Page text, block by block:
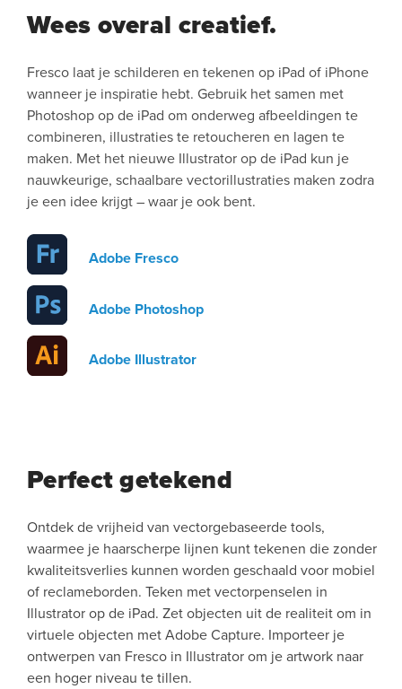
Wees overal creatief.
Fresco laat je schilderen en tekenen op iPad of iPhone
wanneer je inspiratie hebt. Gebruik het samen met
Photoshop op de iPad om onderweg afbeeldingen te
combineren, illustraties te retoucheren en lagen te
maken. Met het nieuwe Illustrator op de iPad kun je
nauwkeurige, schaalbare vectorillustraties maken zodra
je een idee krijgt – waar je ook bent.
Adobe Fresco
Adobe Photoshop
Adobe Illustrator
Perfect getekend
Ontdek de vrijheid van vectorgebaseerde tools,
waarmee je haarscherpe lijnen kunt tekenen die zonder
kwaliteitsverlies kunnen worden geschaald voor mobiel
of reclameborden. Teken met vectorpenselen in
Illustrator op de iPad. Zet objecten uit de realiteit om in
virtuele objecten met Adobe Capture. Importeer je
ontwerpen van Fresco in Illustrator om je artwork naar
een hoger niveau te tillen.